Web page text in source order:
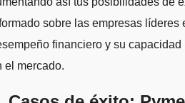
sobre las empresas líderes
financiero y su
el mercado.